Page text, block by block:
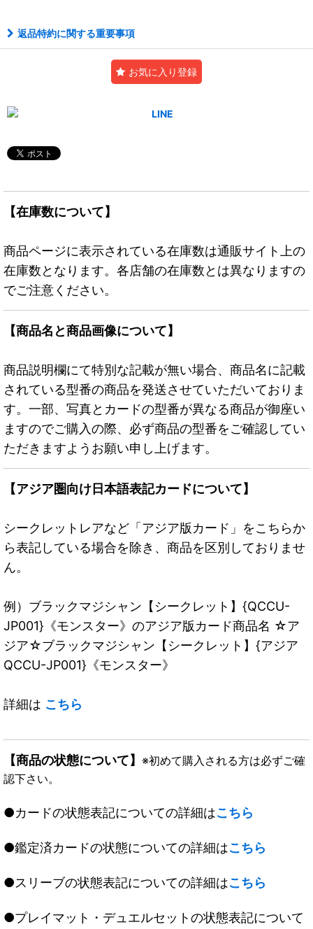
返品特約に関する重要事項
お気に入り登録
【在庫数について】
商品ページに表示されている在庫数は通販サイト上の
在庫数となります。各店舗の在庫数とは異なりますの
でご注意ください。
【商品名と商品画像について】
商品説明欄にて特別な記載が無い場合、商品名に記載
されている型番の商品を発送させていただいておりま
す。一部、写真とカードの型番が異なる商品が御座い
ますのでご購入の際、必ず商品の型番をご確認してい
ただきますようお願い申し上げます。
【アジア圏向け日本語表記カードについて】
シークレットレアなど「アジア版カード」をこちらか
ら表記している場合を除き、商品を区別しておりませ
ん。
例）ブラックマジシャン【シークレット】{QCCU-
JP001}《モンスター》のアジア版カード商品名 ☆ア
ジア☆ブラックマジシャン【シークレット】{アジア
QCCU-JP001}《モンスター》
詳細は こちら
【商品の状態について】 ※初めて購入される方は必ずご確
認下さい。
●カードの状態表記についての詳細はこちら
●鑑定済カードの状態についての詳細はこちら
●スリーブの状態表記についての詳細はこちら
●プレイマット・デュエルセットの状態表記について